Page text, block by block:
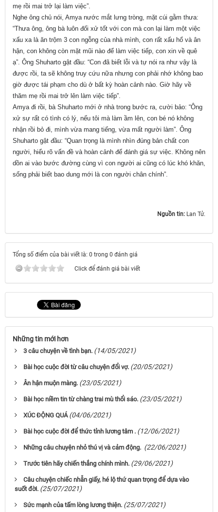
mẹ rồi mai trở lại làm việc”.
Nghe ông chủ nói, Amya nước mắt lưng tròng, mặt cúi gằm thưa:
“Thưa ông, ông bà luôn đối xử tốt với con mà con lại làm một việc
xấu xa là ăn trộm 3 con ngỗng của nhà mình, con rất xấu hổ và ân
hận, con không còn mặt mũi nào để làm việc tiếp, con xin về quê
ạ”. Ông Shuharto gật đầu: “Con đã biết lỗi và tự nói ra như vậy là
được rồi, ta sẽ không truy cứu nữa nhưng con phải nhớ không bao
giờ được tái phạm cho dù ở bất kỳ hoàn cảnh nào. Giờ hãy về
thăm mẹ rồi mai trở lên làm việc tiếp”.
Amya đi rồi, bà Shuharto mới ở nhà trong bước ra, cười bảo: “Ông
xử sự rất có tình có lý, nếu tôi mà làm ầm lên, con bé nó không
nhận rồi bỏ đi, mình vừa mang tiếng, vừa mất người làm”. Ông
Shuharto gật đầu: “Quan trọng là mình nhìn đúng bản chất con
người, hiểu rõ vấn đề và hoàn cảnh để đánh giá sự việc. Không nên
dồn ai vào bước đường cùng vì con người ai cũng có lúc khó khăn,
sống phải biết bao dung mới là con người chân chính”.
Nguồn tin: Lan Tử.
Tổng số điểm của bài viết là: 0 trong 0 đánh giá
Click để đánh giá bài viết
Những tin mới hơn
3 câu chuyện về tình bạn. (14/05/2021)
Bài học cuộc đời từ câu chuyện đổi vợ. (20/05/2021)
Ân hận muộn màng. (23/05/2021)
Bài học niềm tin từ chàng trai mù thổi sáo. (23/05/2021)
XÚC ĐỘNG QUÁ (04/06/2021)
Bài học cuộc đời để thức tỉnh lương tâm . (12/06/2021)
Những câu chuyện nhỏ thú vị và cảm động. (22/06/2021)
Trước tiên hãy chiến thắng chính mình. (29/06/2021)
Câu chuyện chiếc nhẫn giấy, hé lộ thứ quan trọng để dựa vào
suốt đời. (25/07/2021)
Sức mạnh của tấm lòng lương thiện. (25/07/2021)